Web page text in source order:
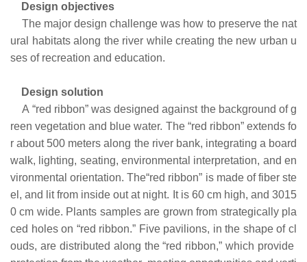
Design objectives
The major design challenge was how to preserve the nat
ural habitats along the river while creating the new urban u
ses of recreation and education.
Design solution
A “red ribbon” was designed against the background of g
reen vegetation and blue water. The “red ribbon” extends fo
r about 500 meters along the river bank, integrating a board
walk, lighting, seating, environmental interpretation, and en
vironmental orientation. The“red ribbon” is made of fiber ste
el, and lit from inside out at night. It is 60 cm high, and 3015
0 cm wide. Plants samples are grown from strategically pla
ced holes on “red ribbon.” Five pavilions, in the shape of cl
ouds, are distributed along the “red ribbon,” which provide